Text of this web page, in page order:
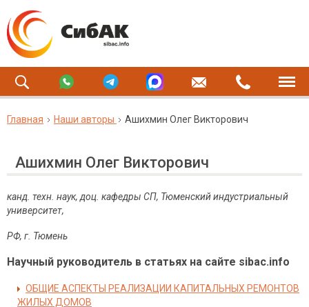
Главная Наши авторы Ашихмин Олег Викторович
Ашихмин Олег Викторович
канд. техн. наук, доц. кафедры СП, Тюменский индустриальный
университет,
РФ, г. Тюмень
Научный руководитель в статьях на сайте sibac.info
ОБЩИЕ АСПЕКТЫ РЕАЛИЗАЦИИ КАПИТАЛЬНЫХ РЕМОНТОВ
ЖИЛЫХ ДОМОВ